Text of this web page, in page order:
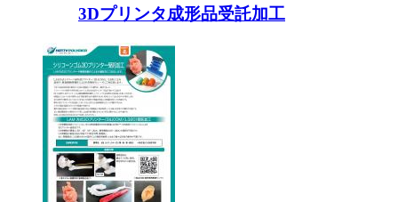
3Dプリンタ成形品受託加工